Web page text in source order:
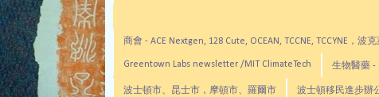
商會 - ACE Nextgen, 128 Cute, OCEAN, TCCNE, TCCYNE，
Greentown Labs newsletter /MIT ClimateTech 生物醫藥 -
波士頓市、昆士市，摩頓市、羅爾市 波士頓移民進步辦